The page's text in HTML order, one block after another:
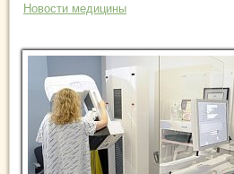
Новости медицины